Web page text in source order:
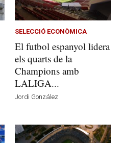
SELECCIÓ ECONÒMICA
El futbol espanyol lidera
els quarts de la
Champions amb
LALIGA...
Jordi González